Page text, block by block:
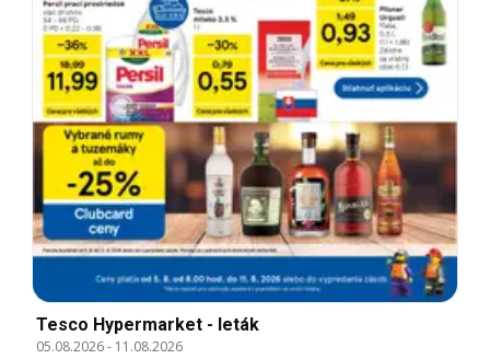
Tesco Hypermarket - leták
05.08.2026- 11.08.2026